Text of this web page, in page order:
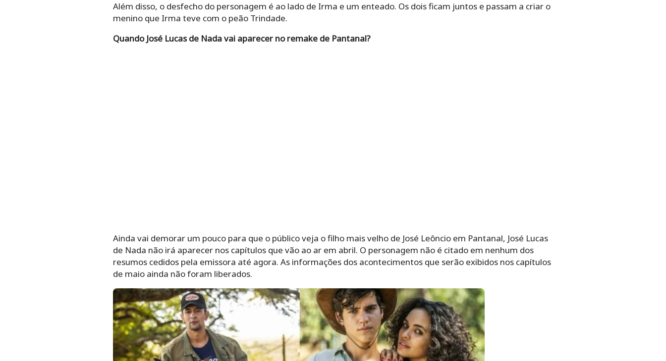
Além disso, o desfecho do personagem é ao lado de Irma e um enteado. Os dois ficam juntos e passam a criar o
menino que Irma teve com o peão Trindade.
Quando José Lucas de Nada vai aparecer no remake de Pantanal?
Ainda vai demorar um pouco para que o público veja o filho mais velho de José Leôncio em Pantanal, José Lucas
de Nada não irá aparecer nos capítulos que vão ao ar em abril. O personagem não é citado em nenhum dos
resumos cedidos pela emissora até agora. As informações dos acontecimentos que serão exibidos nos capítulos
de maio ainda não foram liberados.